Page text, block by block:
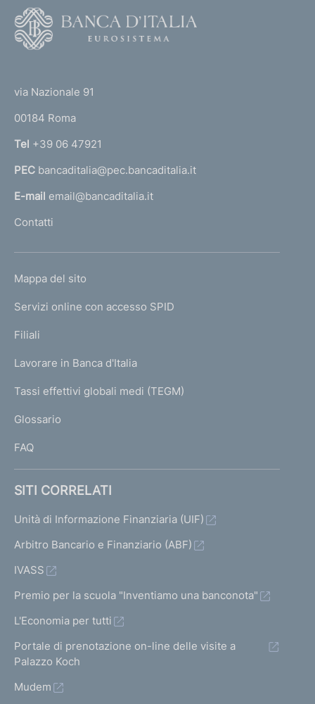
r
n
a
l
'
m
e
a
g
via Nazionale 91
00184 Roma
Tel +39 06 47921
PEC bancaditalia@pec.bancaditalia.it
E-mail email@bancaditalia.it
Contatti
L
N
K
T
I
I
Mappa del sito
Servizi online con accesso SPID
Filiali
Lavorare in Banca d'Italia
Tassi effettivi globali medi (TEGM)
Glossario
FAQ
SITI CORRELATI
Unità di Informazione Finanziaria (UIF)
Arbitro Bancario e Finanziario (ABF)
IVASS
Premio per la scuola "Inventiamo una banconota"
L'Economia per tutti
Portale di prenotazione on-line delle visite a
Palazzo Koch
Mudem